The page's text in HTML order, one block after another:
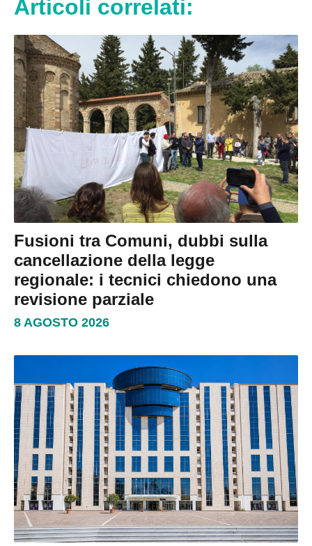
Articoli correlati:
Fusioni tra Comuni, dubbi sulla
cancellazione della legge
regionale: i tecnici chiedono una
revisione parziale
8 AGOSTO 2026